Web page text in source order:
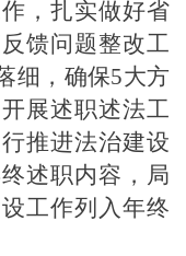
，扎实做好省
馈问题整改工
细， 确保5大方
展述职述法工
推进法治建设
述职内容，局
工作列入年终